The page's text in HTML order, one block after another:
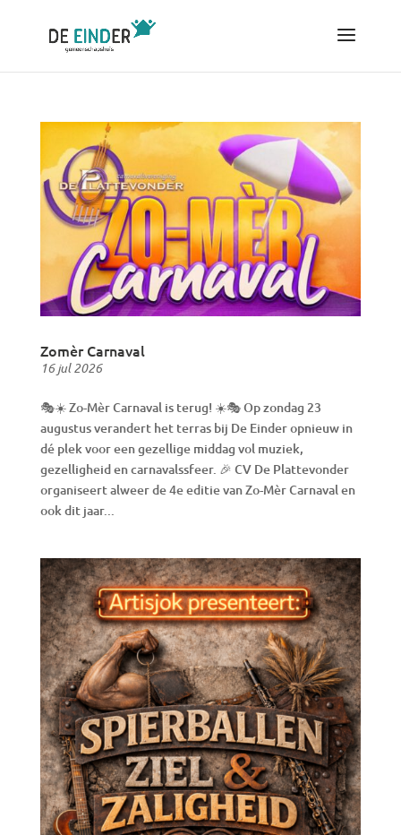
Zomèr Carnaval
16 jul 2026
🎭☀️ Zo-Mèr Carnaval is terug! ☀️🎭 Op zondag 23
augustus verandert het terras bij De Einder opnieuw in
dé plek voor een gezellige middag vol muziek,
gezelligheid en carnavalssfeer. 🎉 CV De Plattevonder
organiseert alweer de 4e editie van Zo-Mèr Carnaval en
ook dit jaar...